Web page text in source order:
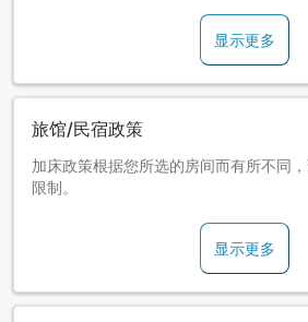
显示更多
旅馆/民宿政策
加床政策根据您所选的房间而有所不同
限制。
显示更多